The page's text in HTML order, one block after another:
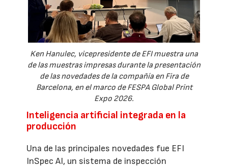
Ken Hanulec, vicepresidente de EFI muestra una
de las muestras impresas durante la presentación
de las novedades de la compañía en Fira de
Barcelona, en el marco de FESPA Global Print
Expo 2026.
Inteligencia artificial integrada en la
producción
Una de las principales novedades fue EFI
InSpec AI, un sistema de inspección